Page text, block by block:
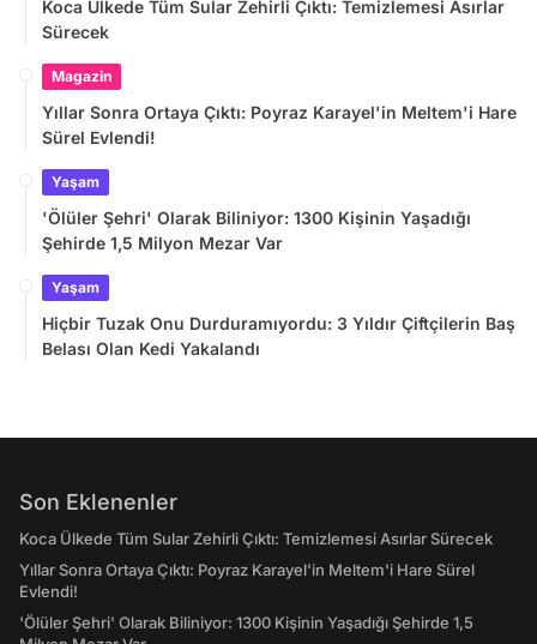
Koca Ülkede Tüm Sular Zehirli Çıktı: Temizlemesi Asırlar
Sürecek
Magazin
Yıllar Sonra Ortaya Çıktı: Poyraz Karayel'in Meltem'i Hare
Sürel Evlendi!
Yaşam
'Ölüler Şehri' Olarak Biliniyor: 1300 Kişinin Yaşadığı
Şehirde 1,5 Milyon Mezar Var
Yaşam
Hiçbir Tuzak Onu Durduramıyordu: 3 Yıldır Çiftçilerin Baş
Belası Olan Kedi Yakalandı
Son Eklenenler
Koca Ülkede Tüm Sular Zehirli Çıktı: Temizlemesi Asırlar Sürecek
Yıllar Sonra Ortaya Çıktı: Poyraz Karayel'in Meltem'i Hare Sürel
Evlendi!
'Ölüler Şehri' Olarak Biliniyor: 1300 Kişinin Yaşadığı Şehirde 1,5